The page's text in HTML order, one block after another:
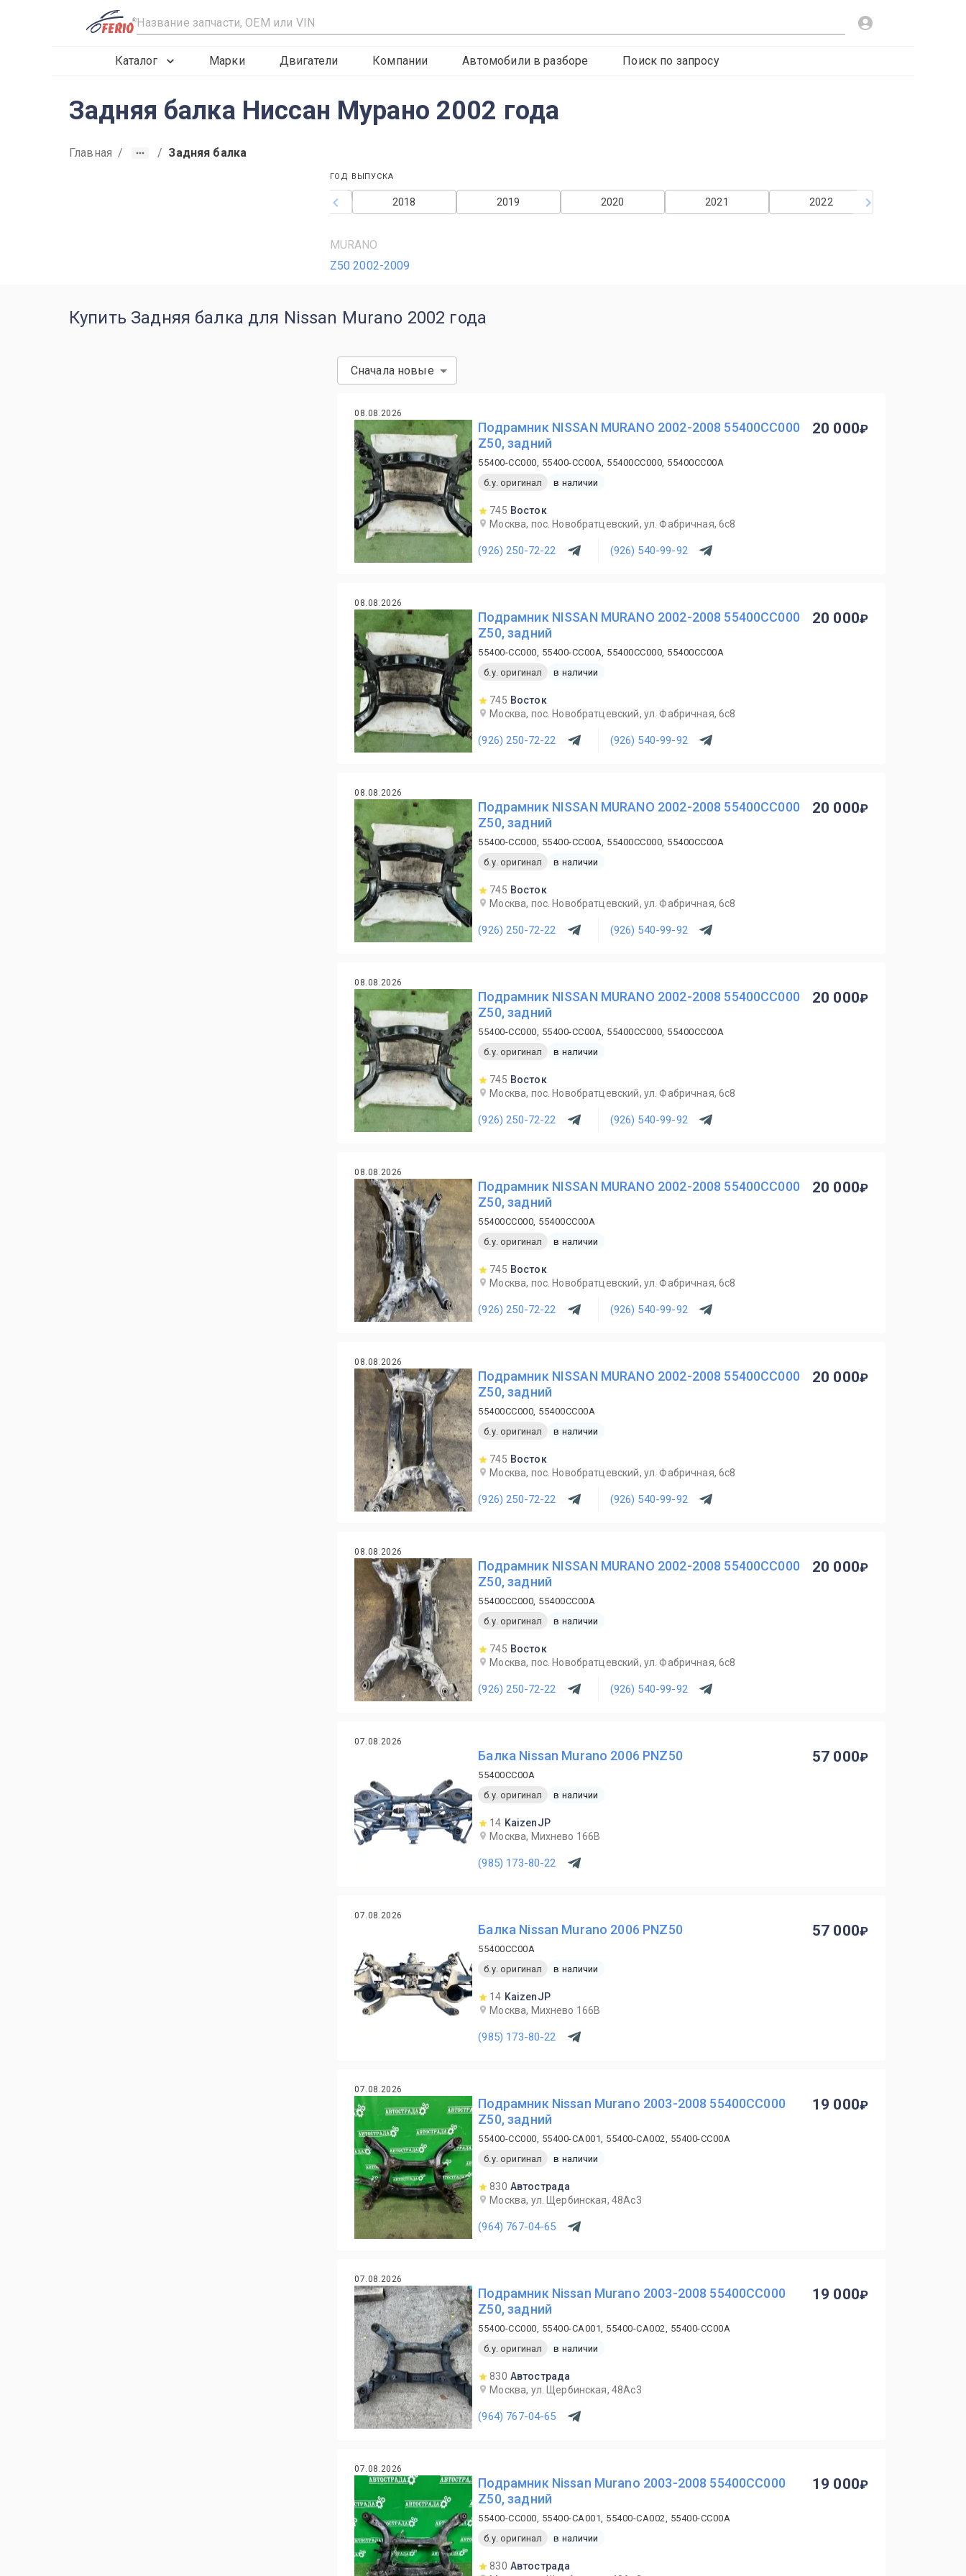
R
Каталог Марки Двигатели Компании Автомобили в разборе Поиск по запросу
Задняя балка Ниссан Мурано 2002 года
Главная / / Задняя балка
ГОД ВЫПУСКА
2022
2021
2020
2019
2018
MURANO
Z50 2002-2009
Купить Задняя балка для Nissan Murano 2002 года
Сначала новые
08.08.2026
Подрамник NISSAN MURANO 2002-2008 55400CC000
Z50, задний
55400-CC000, 55400-CC00A, 55400CC000, 55400CC00A
б.у. оригинал
в наличии
745 Восток
Москва, пос. Новобратцевский, ул. Фабричная, 6с8
(926) 250-72-22 (926) 540-99-92
20 000
08.08.2026
Подрамник NISSAN MURANO 2002-2008 55400CC000
Z50, задний
55400-CC000, 55400-CC00A, 55400CC000, 55400CC00A
б.у. оригинал
в наличии
745 Восток
Москва, пос. Новобратцевский, ул. Фабричная, 6с8
(926) 250-72-22 (926) 540-99-92
20 000
08.08.2026
Подрамник NISSAN MURANO 2002-2008 55400CC000
Z50, задний
55400-CC000, 55400-CC00A, 55400CC000, 55400CC00A
б.у. оригинал
в наличии
745 Восток
Москва, пос. Новобратцевский, ул. Фабричная, 6с8
(926) 250-72-22 (926) 540-99-92
20 000
08.08.2026
Подрамник NISSAN MURANO 2002-2008 55400CC000
Z50, задний
55400-CC000, 55400-CC00A, 55400CC000, 55400CC00A
б.у. оригинал
в наличии
745 Восток
Москва, пос. Новобратцевский, ул. Фабричная, 6с8
(926) 250-72-22 (926) 540-99-92
20 000
08.08.2026
Подрамник NISSAN MURANO 2002-2008 55400CC000
Z50, задний
55400CC000, 55400CC00A
б.у. оригинал
в наличии
745 Восток
Москва, пос. Новобратцевский, ул. Фабричная, 6с8
(926) 250-72-22 (926) 540-99-92
20 000
08.08.2026
Подрамник NISSAN MURANO 2002-2008 55400CC000
Z50, задний
55400CC000, 55400CC00A
б.у. оригинал
в наличии
745 Восток
Москва, пос. Новобратцевский, ул. Фабричная, 6с8
(926) 250-72-22 (926) 540-99-92
20 000
08.08.2026
Подрамник NISSAN MURANO 2002-2008 55400CC000
Z50, задний
55400CC000, 55400CC00A
б.у. оригинал
в наличии
745 Восток
Москва, пос. Новобратцевский, ул. Фабричная, 6с8
(926) 250-72-22 (926) 540-99-92
20 000
07.08.2026
Балка Nissan Murano 2006 PNZ50
55400CC00A
б.у. оригинал
в наличии
14 KaizenJP
Москва, Михнево 166В
(985) 173-80-22
57 000
07.08.2026
Балка Nissan Murano 2006 PNZ50
55400CC00A
б.у. оригинал
в наличии
14 KaizenJP
Москва, Михнево 166В
(985) 173-80-22
57 000
07.08.2026
Подрамник Nissan Murano 2003-2008 55400CC000
Z50, задний
55400-CC000, 55400-CA001, 55400-CA002, 55400-CC00A
б.у. оригинал
в наличии
830 Автострада
Москва, ул. Щербинская, 48Ас3
(964) 767-04-65
19 000
07.08.2026
Подрамник Nissan Murano 2003-2008 55400CC000
Z50, задний
55400-CC000, 55400-CA001, 55400-CA002, 55400-CC00A
б.у. оригинал
в наличии
830 Автострада
Москва, ул. Щербинская, 48Ас3
(964) 767-04-65
19 000
07.08.2026
Подрамник Nissan Murano 2003-2008 55400CC000
Z50, задний
55400-CC000, 55400-CA001, 55400-CA002, 55400-CC00A
б.у. оригинал
в наличии
830 Автострада
19 000